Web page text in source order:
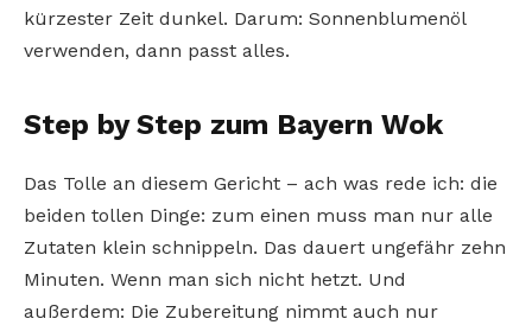
kürzester Zeit dunkel. Darum: Sonnenblumenöl
verwenden, dann passt alles.
Step by Step zum Bayern Wok
Das Tolle an diesem Gericht – ach was rede ich: die
beiden tollen Dinge: zum einen muss man nur alle
Zutaten klein schnippeln. Das dauert ungefähr zehn
Minuten. Wenn man sich nicht hetzt. Und
außerdem: Die Zubereitung nimmt auch nur